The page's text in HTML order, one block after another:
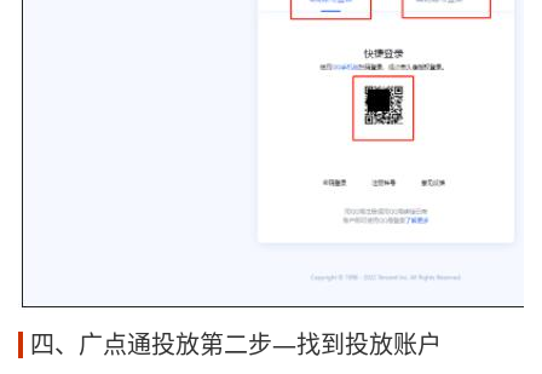
四、广点通投放第二步—找到投放账户